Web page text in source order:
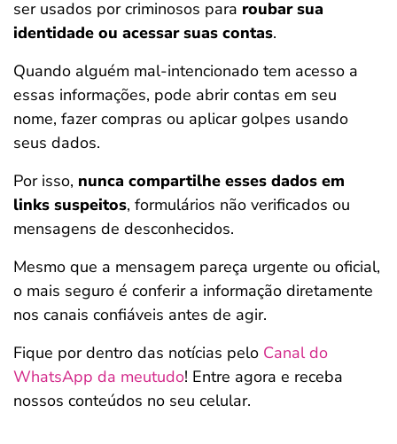
ser usados por criminosos para roubar sua
identidade ou acessar suas contas.
Quando alguém mal-intencionado tem acesso a
essas informações, pode abrir contas em seu
nome, fazer compras ou aplicar golpes usando
seus dados.
Por isso, nunca compartilhe esses dados em
links suspeitos, formulários não verificados ou
mensagens de desconhecidos.
Mesmo que a mensagem pareça urgente ou oficial,
o mais seguro é conferir a informação diretamente
nos canais confiáveis antes de agir.
Fique por dentro das notícias pelo Canal do
WhatsApp da meutudo! Entre agora e receba
nossos conteúdos no seu celular.